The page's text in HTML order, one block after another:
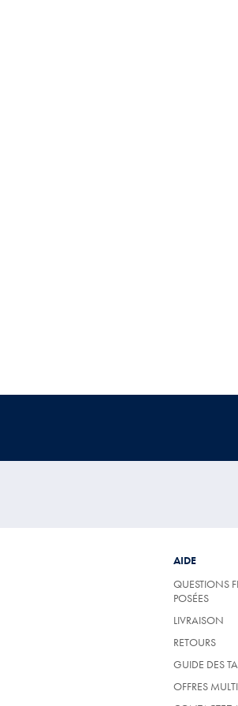
AIDE
QUESTIONS
POSÉES
LIVRAISON
RETOURS
GUIDE DES
OFFRES